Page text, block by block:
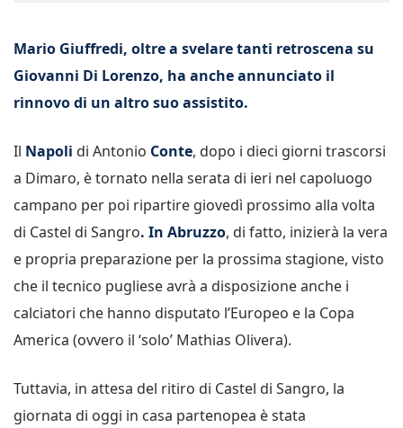
Mario Giuffredi, oltre a svelare tanti retroscena su
Giovanni Di Lorenzo, ha anche annunciato il
rinnovo di un altro suo assistito.
Il Napoli di Antonio Conte, dopo i dieci giorni trascorsi
a Dimaro, è tornato nella serata di ieri nel capoluogo
campano per poi ripartire giovedì prossimo alla volta
di Castel di Sangro. In Abruzzo, di fatto, inizierà la vera
e propria preparazione per la prossima stagione, visto
che il tecnico pugliese avrà a disposizione anche i
calciatori che hanno disputato l’Europeo e la Copa
America (ovvero il ‘solo’ Mathias Olivera).
Tuttavia, in attesa del ritiro di Castel di Sangro, la
giornata di oggi in casa partenopea è stata